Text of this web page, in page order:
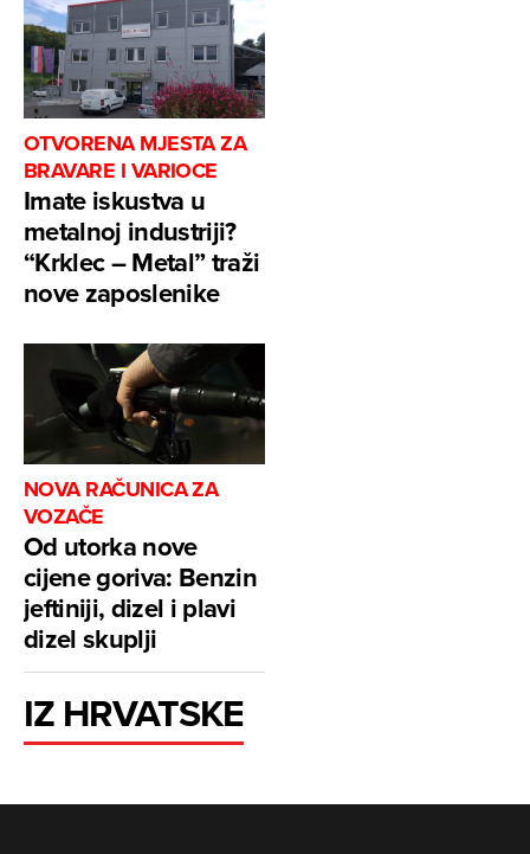
OTVORENA MJESTA ZA
BRAVARE I VARIOCE
Imate iskustva u
metalnoj industriji?
“Krklec – Metal” traži
nove zaposlenike
NOVA RAČUNICA ZA
VOZAČE
Od utorka nove
cijene goriva: Benzin
jeftiniji, dizel i plavi
dizel skuplji
IZ HRVATSKE